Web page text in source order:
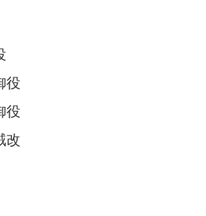
役
役
改